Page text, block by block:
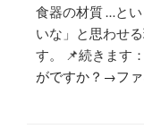
食器の材質 …と
いな」と思わせ
す。 📌続きます：
がですか？→フ